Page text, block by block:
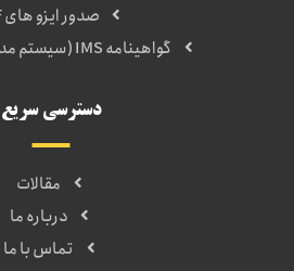
صدور ایزو های IAF
گواهینامه IMS (سیستم مدیریت یکپارچه)
دسترسی سریع
مقالات
درباره ما
تماس با ما